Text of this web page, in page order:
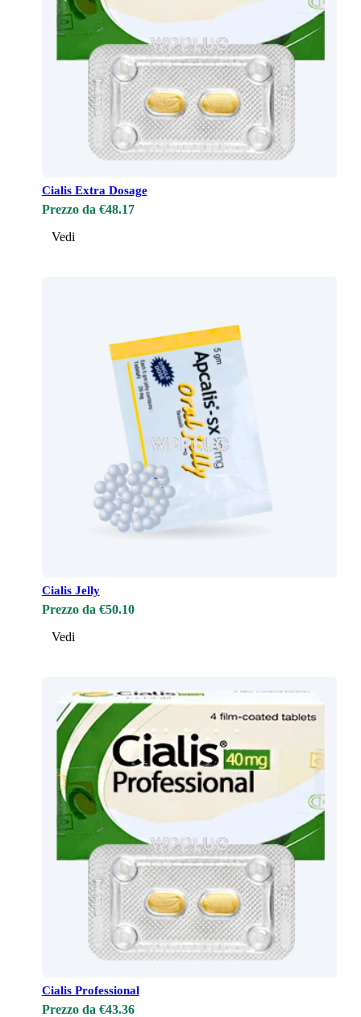
Cialis Extra Dosage
Prezzo da €48.17
Vedi
Cialis Jelly
Prezzo da €50.10
Vedi
Cialis Professional
Prezzo da €43.36